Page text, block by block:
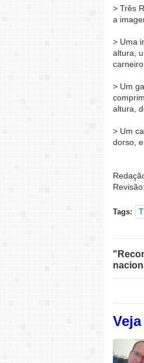
> Três
a
> Uma
altura,
> Um
altura,
> Um
dorso,
Tags: